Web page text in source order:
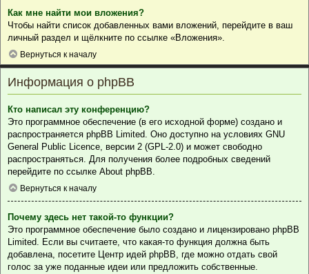
Как мне найти мои вложения?
Чтобы найти список добавленных вами вложений, перейдите в ваш
личный раздел и щёлкните по ссылке «Вложения».
Вернуться к началу
Информация о phpBB
Кто написал эту конференцию?
Это программное обеспечение (в его исходной форме) создано и
распространяется phpBB Limited. Оно доступно на условиях GNU
General Public Licence, версии 2 (GPL-2.0) и может свободно
распространяться. Для получения более подробных сведений
перейдите по ссылке About phpBB.
Вернуться к началу
Почему здесь нет такой-то функции?
Это программное обеспечение было создано и лицензировано phpBB
Limited. Если вы считаете, что какая-то функция должна быть
добавлена, посетите Центр идей phpBB, где можно отдать свой
голос за уже поданные идеи или предложить собственные.